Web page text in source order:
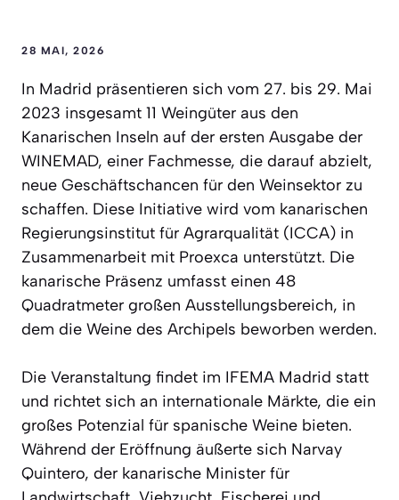
28 MAI, 2026
In Madrid präsentieren sich vom 27. bis 29. Mai
2023 insgesamt 11 Weingüter aus den
Kanarischen Inseln auf der ersten Ausgabe der
WINEMAD, einer Fachmesse, die darauf abzielt,
neue Geschäftschancen für den Weinsektor zu
schaffen. Diese Initiative wird vom kanarischen
Regierungsinstitut für Agrarqualität (ICCA) in
Zusammenarbeit mit Proexca unterstützt. Die
kanarische Präsenz umfasst einen 48
Quadratmeter großen Ausstellungsbereich, in
dem die Weine des Archipels beworben werden.
Die Veranstaltung findet im IFEMA Madrid statt
und richtet sich an internationale Märkte, die ein
großes Potenzial für spanische Weine bieten.
Während der Eröffnung äußerte sich Narvay
Quintero, der kanarische Minister für